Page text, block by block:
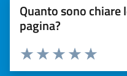
Quanto sono
pagina?
Valuta 5
Valuta 4
Valuta 3 stelle su
Valuta 2 stelle su 5
Valuta 1 stelle su 5